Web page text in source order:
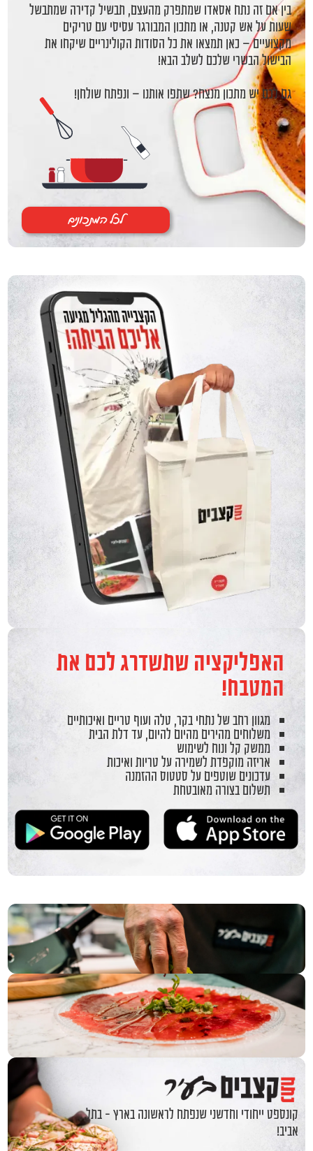
בין אם זה נתח אסאדו שמתפרק מהעצם, תבשיל קדירה שמתבשל
שעות על אש קטנה, או מתכון המבורגר עסיסי עם טריקים
מקצועיים – כאן תמצאו את כל הסודות הקולינריים שיקחו את
הבישול הבשרי שלכם לשלב הבא!
גם לכם יש מתכון מנצח? שתפו אותנו – ונפתח שולחן!
לכל המתכונים
האפליקציה שתשדרג לכם את
המטבח!
מגוון רחב של נתחי בקר, טלה ועוף טריים ואיכותיים
משלוחים מהירים מהיום להיום, עד דלת הבית
ממשק קל ונוח לשימוש
אריזה מוקפדת לשמירה על טריות ואיכות
עדכונים שוטפים על סטטוס ההזמנה
תשלום בצורה מאובטחת
קונספט ייחודי וחדשני שנפתח לראשונה בארץ - בתל
אביב!